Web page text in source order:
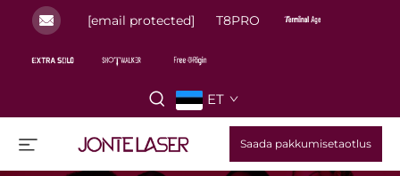
[email protected] T8PRO
ET
Saada pakkumisetaotlus